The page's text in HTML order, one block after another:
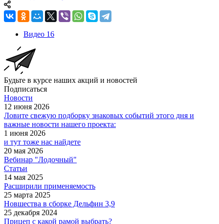
Видео 16
Будьте в курсе наших акций и новостей
Подписаться
Новости
12 июня 2026
Ловите свежую подборку знаковых событий этого дня и
важные новости нашего проекта:
1 июня 2026
и тут тоже нас найдете
20 мая 2026
Вебинар "Лодочный"
Статьи
14 мая 2025
Расширили применяемость
25 марта 2025
Новшества в сборке Дельфин 3,9
25 декабря 2024
Прицеп с какой рамой выбрать?